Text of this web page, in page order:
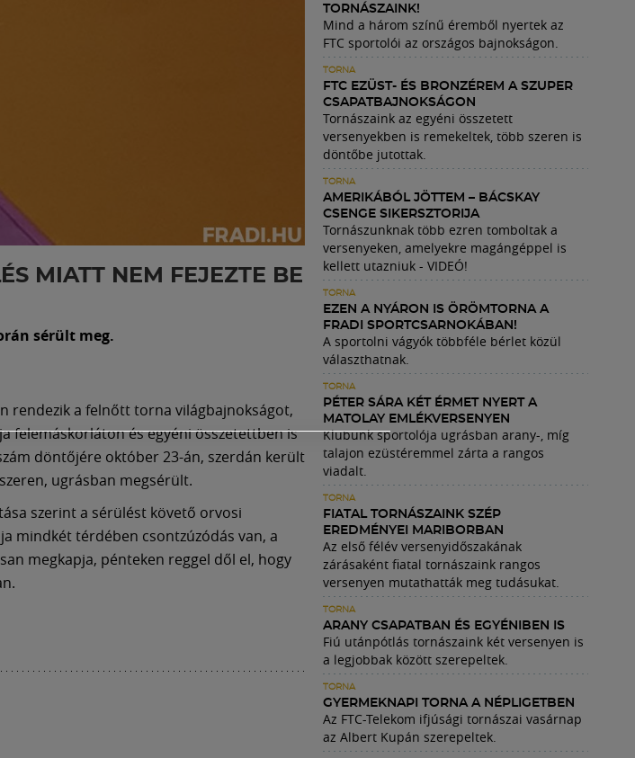
MIATT NEM FEJEZTE BE
sérült meg.
rendezik a felnőtt torna világbajnokságot,
felemáskorláton és egyéni összetettben is
döntőjére október 23-án, szerdán került
ugrásban megsérült.
szerint a sérülést követő orvosi
mindkét térdében csontzúzódás van, a
megkapja, pénteken reggel dől el, hogy
TORNÁSZAINK!
Mind a három színű éremből nyertek az
FTC sportolói az országos bajnokságon.
TORNA
FTC EZÜST- ÉS BRONZÉREM A SZUPER
CSAPATBAJNOKSÁGON
Tornászaink az egyéni összetett
versenyekben is remekeltek, több szeren is
döntőbe jutottak.
TORNA
AMERIKÁBÓL JÖTTEM – BÁCSKAY
CSENGE SIKERSZTORIJA
Tornászunknak több ezren tomboltak a
versenyeken, amelyekre magángéppel is
kellett utazniuk - VIDEÓ!
TORNA
EZEN A NYÁRON IS ÖRÖMTORNA A
FRADI SPORTCSARNOKÁBAN!
A sportolni vágyók többféle bérlet közül
választhatnak.
TORNA
PÉTER SÁRA KÉT ÉRMET NYERT A
MATOLAY EMLÉKVERSENYEN
Klubunk sportolója ugrásban arany-, míg
talajon ezüstéremmel zárta a rangos
viadalt.
TORNA
FIATAL TORNÁSZAINK SZÉP
EREDMÉNYEI MARIBORBAN
Az első félév versenyidőszakának
zárásaként fiatal tornászaink rangos
versenyen mutathatták meg tudásukat.
TORNA
ARANY CSAPATBAN ÉS EGYÉNIBEN IS
Fiú utánpótlás tornászaink két versenyen is
a legjobbak között szerepeltek.
TORNA
GYERMEKNAPI TORNA A NÉPLIGETBEN
Az FTC-Telekom ifjúsági tornászai vasárnap
az Albert Kupán szerepeltek.